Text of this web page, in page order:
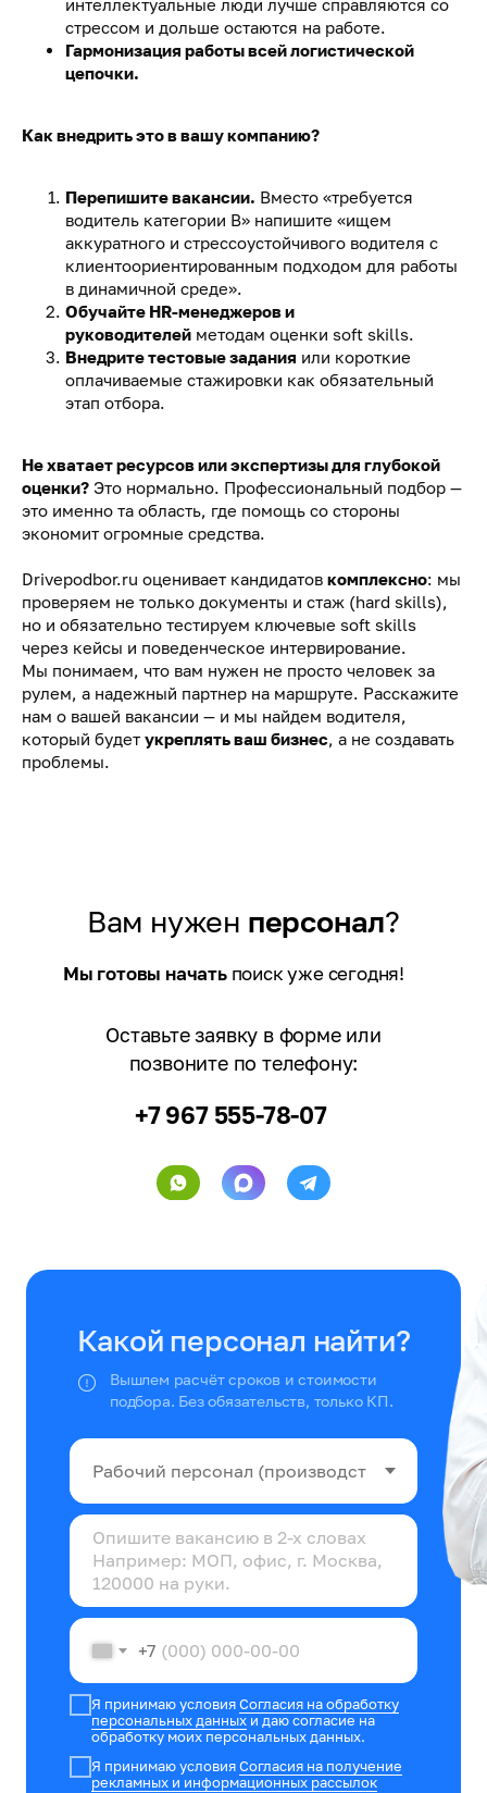
интеллектуальные люди лучше справляются со
стрессом и дольше остаются на работе.
Гармонизация работы всей логистической
цепочки.
Как внедрить это в вашу компанию?
Перепишите вакансии. Вместо «требуется
водитель категории В» напишите «ищем
аккуратного и стрессоустойчивого водителя с
клиентоориентированным подходом для работы
в динамичной среде».
Обучайте HR-менеджеров и
руководителей методам оценки soft skills.
Внедрите тестовые задания или короткие
оплачиваемые стажировки как обязательный
этап отбора.
Не хватает ресурсов или экспертизы для глубокой
оценки? Это нормально. Профессиональный подбор —
это именно та область, где помощь со стороны
экономит огромные средства.
Drivepodbor.ru оценивает кандидатов комплексно: мы
проверяем не только документы и стаж (hard skills),
но и обязательно тестируем ключевые soft skills
через кейсы и поведенческое интервирование.
Мы понимаем, что вам нужен не просто человек за
рулем, а надежный партнер на маршруте. Расскажите
нам о вашей вакансии — и мы найдем водителя,
который будет укреплять ваш бизнес, а не создавать
проблемы.
Вам нужен персонал?
+7 967 555-78-07
Оставьте заявку в форме или
позвоните по телефону:
Мы готовы начатьпоиск уже сегодня!
Какой персонал найти?
Вышлем расчёт сроков и стоимости
подбора. Без обязательств, только КП.
+7
Я принимаю условияСогласия на обработку
персональных данных и даю согласие на
обработку моих персональных данных.
Я принимаю условияСогласия на получение
рекламных и информационных рассылок